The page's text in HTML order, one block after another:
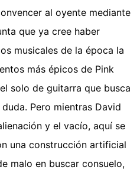
al oyente mediante
que ya cree haber
musicales de la época la
más épicos de Pink
solo de guitarra que busca
Pero mientras David
y el vacío, aquí se
una construcción artificial
malo en buscar consuelo,